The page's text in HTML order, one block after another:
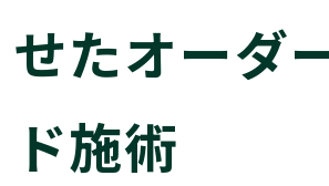
せたオーダ
ド施術